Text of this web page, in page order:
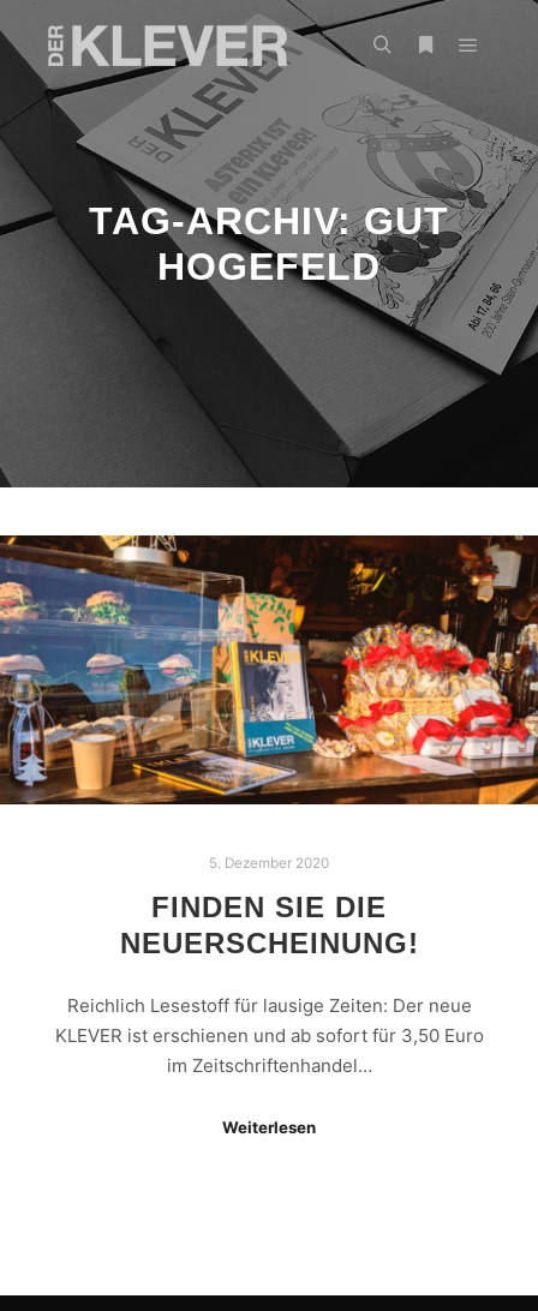
TAG-ARCHIV:GUT
HOGEFELD
5. Dezember 2020
FINDEN SIE DIE
NEUERSCHEINUNG!
Reichlich Lesestoff für lausige Zeiten: Der neue
KLEVER ist erschienen und ab sofort für 3,50 Euro
im Zeitschriftenhandel…
Weiterlesen